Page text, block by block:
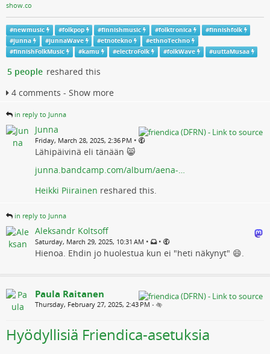
show.co
#newmusic #folkpop #finnishmusic #folktronica #finnishfolk
#junna #junnaWave #etnotekno #ethnoTechno
#finnishFolkMusic #kamu #electroFolk #folkWave #uuttaMusaa
5 people reshared this
4 comments - Show more
in reply to Junna
Junna
Friday, March 28, 2025, 2:36 PM •
Lähipäivinä eli tänään 😸
junna.bandcamp.com/album/aena-…
Heikki Piirainen reshared this.
in reply to Junna
Aleksandr Koltsoff
Saturday, March 29, 2025, 10:31 AM • •
Hienoa. Ehdin jo huolestua kun ei "heti näkynyt" 😄.
Paula Raitanen
Thursday, February 27, 2025, 2:43 PM •
Hyödyllisiä Friendica-asetuksia